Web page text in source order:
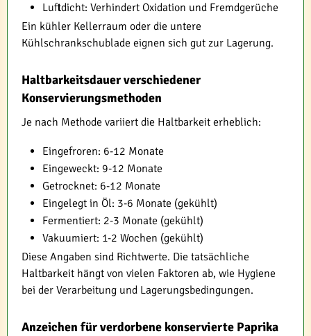
Luftdicht: Verhindert Oxidation und Fremdgerüche
Ein kühler Kellerraum oder die untere
Kühlschrankschublade eignen sich gut zur Lagerung.
Haltbarkeitsdauer verschiedener
Konservierungsmethoden
Je nach Methode variiert die Haltbarkeit erheblich:
Eingefroren: 6-12 Monate
Eingeweckt: 9-12 Monate
Getrocknet: 6-12 Monate
Eingelegt in Öl: 3-6 Monate (gekühlt)
Fermentiert: 2-3 Monate (gekühlt)
Vakuumiert: 1-2 Wochen (gekühlt)
Diese Angaben sind Richtwerte. Die tatsächliche
Haltbarkeit hängt von vielen Faktoren ab, wie Hygiene
bei der Verarbeitung und Lagerungsbedingungen.
Anzeichen für verdorbene konservierte Paprika